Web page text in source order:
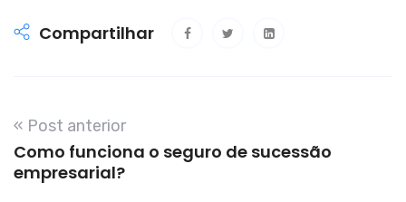
Compartilhar
« Post anterior
Como funciona o seguro de sucessão
empresarial?